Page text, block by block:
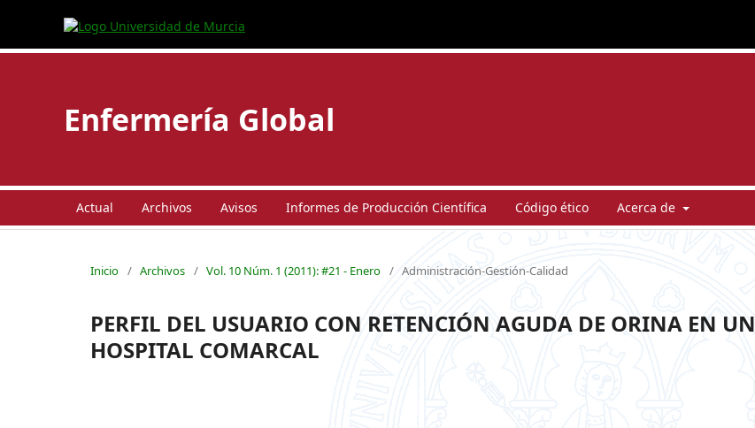
Enfermería Global
Actual Archivos Avisos Informes de Producción Científica Código ético Acerca de
Inicio / Archivos / Vol. 10 Núm. 1 (2011): #21 - Enero / Administración-Gestión-Calidad
PERFIL DEL USUARIO CON RETENCIÓN AGUDA DE ORINA EN UN
HOSPITAL COMARCAL